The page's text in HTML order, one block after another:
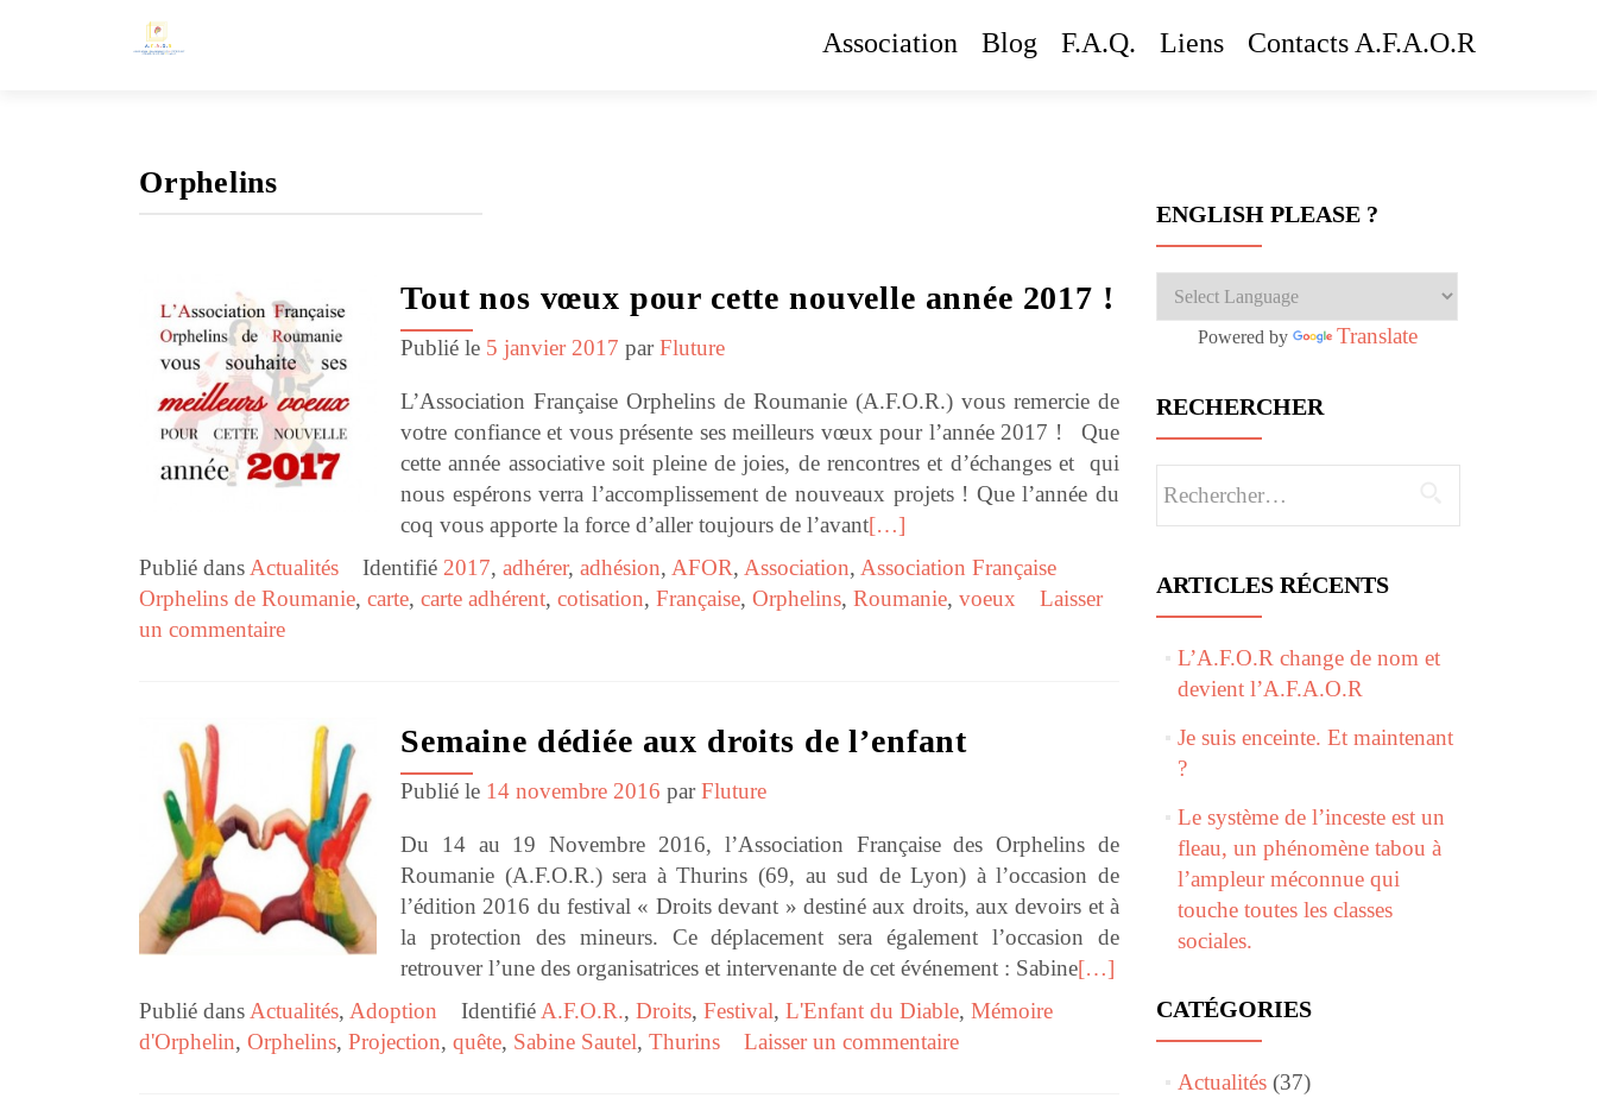
Association Blog F.A.Q. Liens Contacts A.F.A.O.R
Orphelins
Tout nos vœux pour cette nouvelle année 2017 !
Publié le 5 janvier 2017 parFluture
L’Association Française Orphelins de Roumanie (A.F.O.R.) vous remercie de
votre confiance et vous présente ses meilleurs vœux pour l’année 2017 ! Que
cette année associative soit pleine de joies, de rencontres et d’échanges et qui
nous espérons verra l’accomplissement de nouveaux projets ! Que l’année du
coq vous apporte la force d’aller toujours de l’avant[…]
Publié dans Actualités Identifié 2017, adhérer, adhésion, AFOR, Association, Association Française
Orphelins de Roumanie, carte, carte adhérent, cotisation, Française, Orphelins, Roumanie, voeux
Laisser
un commentaire
Semaine dédiée aux droits de l’enfant
Publié le 14 novembre 2016 parFluture
Du 14 au 19 Novembre 2016, l’Association Française des Orphelins de
Roumanie (A.F.O.R.) sera à Thurins (69, au sud de Lyon) à l’occasion de
l’édition 2016 du festival « Droits devant » destiné aux droits, aux devoirs et à
la protection des mineurs. Ce déplacement sera également l’occasion de
retrouver l’une des organisatrices et intervenante de cet événement : Sabine[…]
Publié dans Actualités, Adoption Identifié A.F.O.R., Droits, Festival, L'Enfant du Diable, Mémoire
d'Orphelin, Orphelins, Projection, quête, Sabine Sautel, Thurins Laisser un commentaire
ENGLISH PLEASE ?
Powered by Translate
RECHERCHER
ARTICLES RÉCENTS
L’A.F.O.R change de nom et
devient l’A.F.A.O.R
Je suis enceinte. Et maintenant
?
Le système de l’inceste est un
fleau, un phénomène tabou à
l’ampleur méconnue qui
touche toutes les classes
sociales.
CATÉGORIES
Actualités(37)